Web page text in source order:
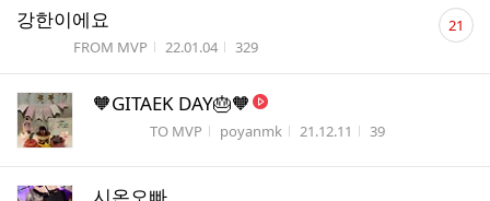
강한이에요
FROM MVP 작성시간
22.01.04 조회수
329
댓
글21
🧡GITAEK DAY🎂🧡
TO MVP 작성자
poyanmk 작성시간
21.12.11 조회수
39